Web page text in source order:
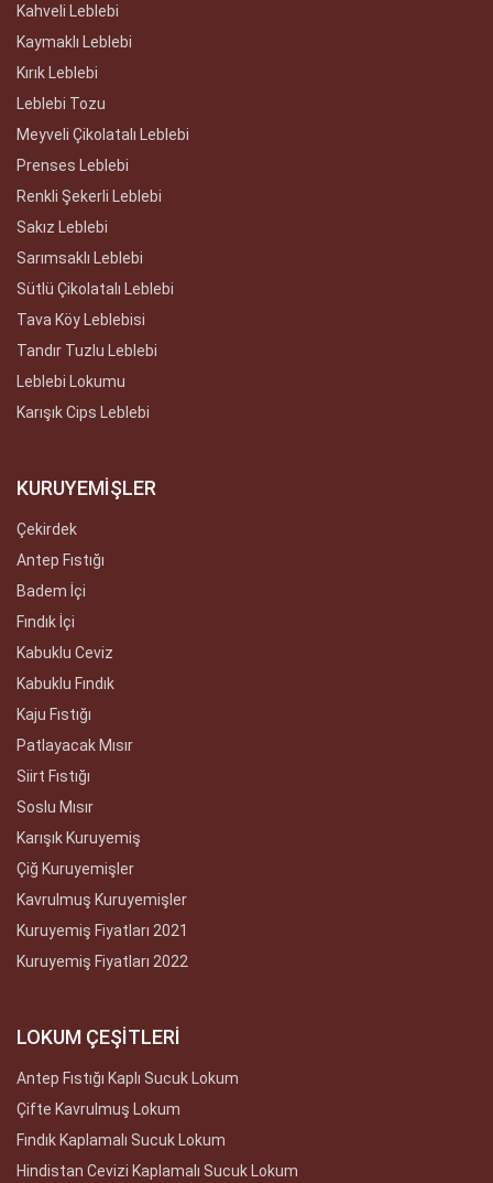
Kahveli Leblebi
Kaymaklı Leblebi
Kırık Leblebi
Leblebi Tozu
Meyveli Çikolatalı Leblebi
Prenses Leblebi
Renkli Şekerli Leblebi
Sakız Leblebi
Sarımsaklı Leblebi
Sütlü Çikolatalı Leblebi
Tava Köy Leblebisi
Tandır Tuzlu Leblebi
Leblebi Lokumu
Karışık Cips Leblebi
KURUYEMİŞLER
Çekirdek
Antep Fıstığı
Badem İçi
Fındık İçi
Kabuklu Ceviz
Kabuklu Fındık
Kaju Fıstığı
Patlayacak Mısır
Siirt Fıstığı
Soslu Mısır
Karışık Kuruyemiş
Çiğ Kuruyemişler
Kavrulmuş Kuruyemişler
Kuruyemiş Fiyatları 2021
Kuruyemiş Fiyatları 2022
LOKUM ÇEŞİTLERİ
Antep Fıstığı Kaplı Sucuk Lokum
Çifte Kavrulmuş Lokum
Fındık Kaplamalı Sucuk Lokum
Hindistan Cevizi Kaplamalı Sucuk Lokum